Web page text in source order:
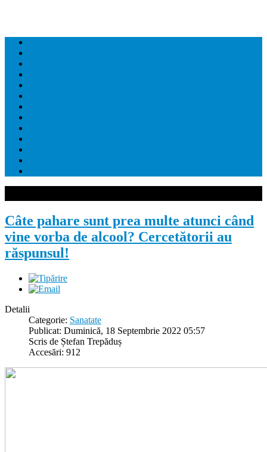
Câte pahare sunt prea multe atunci când
vine vorba de alcool? Cercetătorii au
răspunsul!
Detalii
Categorie: Sanatate
Publicat: Duminică, 18 Septembrie 2022 05:57
Scris de Ștefan Trepăduș
Accesări: 912